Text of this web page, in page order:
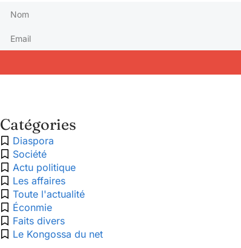
Catégories
Diaspora
Société
Actu politique
Les affaires
Toute l'actualité
Éconmie
Faits divers
Le Kongossa du net